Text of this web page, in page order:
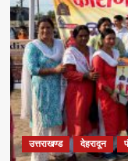
उत्तराखण्ड देहरादून